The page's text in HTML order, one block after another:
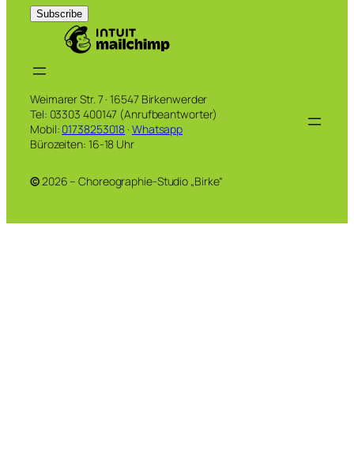
Weimarer Str. 7 · 16547 Birkenwerder
Tel: 03303 400147 (Anrufbeantworter)
Mobil: 01738253018 · Whatsapp
Bürozeiten: 16-18 Uhr
©2026 – Choreographie-Studio „Birke“